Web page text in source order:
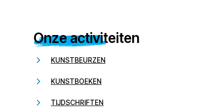
Onze activiteiten
KUNSTBEURZEN
KUNSTBOEKEN
TIJDSCHRIFTEN